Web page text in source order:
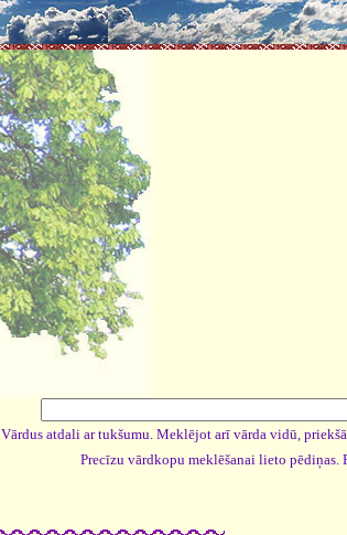
Vārdus atdali ar tukšumu. Meklējot arī vārda vidū,
Precīzu vārdkopu meklēšanai lieto pēdiņas.